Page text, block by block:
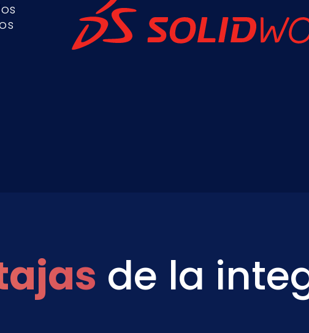
de la